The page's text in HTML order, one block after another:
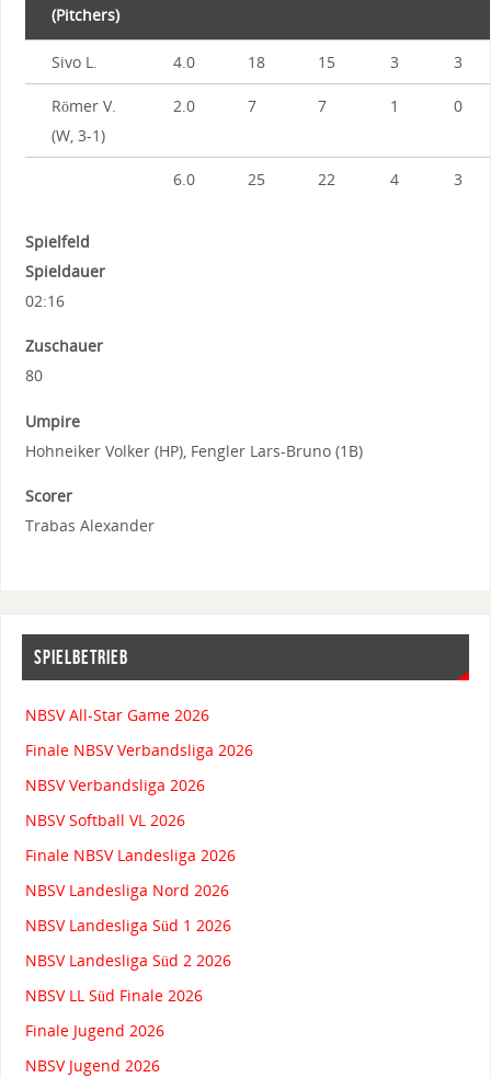
(Pitchers)
Sivo L. 4.0 18 15 3 3
Römer V.
(W, 3-1)
2.0 7 7 1 0
6.0 25 22 4 3
Spielfeld
Spieldauer
02:16
Zuschauer
80
Umpire
Hohneiker Volker (HP), Fengler Lars-Bruno (1B)
Scorer
Trabas Alexander
SPIELBETRIEB
NBSV All-Star Game 2026
Finale NBSV Verbandsliga 2026
NBSV Verbandsliga 2026
NBSV Softball VL 2026
Finale NBSV Landesliga 2026
NBSV Landesliga Nord 2026
NBSV Landesliga Süd 1 2026
NBSV Landesliga Süd 2 2026
NBSV LL Süd Finale 2026
Finale Jugend 2026
NBSV Jugend 2026